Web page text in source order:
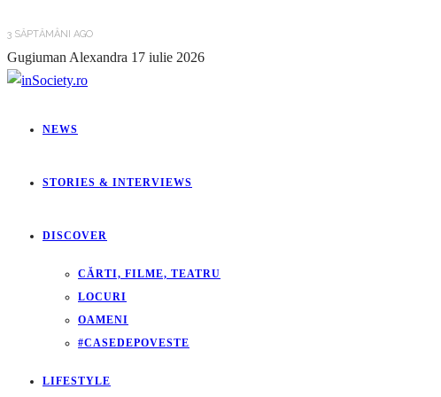
3 SĂPTĂMÂNI AGO
Gugiuman Alexandra 17 iulie 2026
NEWS
STORIES & INTERVIEWS
DISCOVER
CĂRTI, FILME, TEATRU
LOCURI
OAMENI
#CASEDEPOVESTE
LIFESTYLE